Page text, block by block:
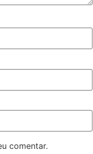
comentar.